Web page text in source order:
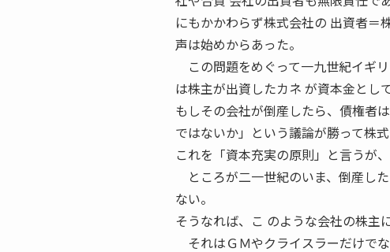
にもかかわらず株式会社の 出資者＝
声は始めからあった。
この問題をめぐって一九世紀イギ
は株主が出資したカネ が資本金とし
もしその会社が倒産したら、債権者
ではないか」という議論が勝って株
これを「資本充実の原則」と言うが
ところが二一世紀のいま、倒産し
ない。
そうなれば、こ のような会社の株主
それはＧＭやクライスラーだけで